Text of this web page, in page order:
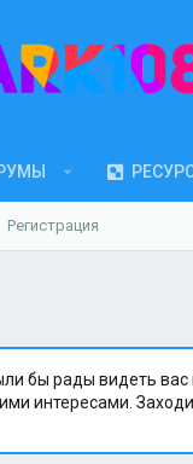
Регистрация
бы рады видеть вас
интересами.